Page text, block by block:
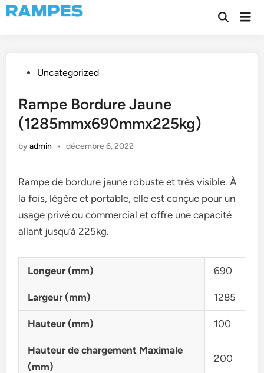
Skip
to
Open
PostedUncategorized
Rampe Bordure Jaune
(1285mmx690mmx225kg)
byadmin • décembre 6, 2022
Rampe de bordure jaune robuste et très visible. À
la fois, légère et portable, elle est conçue pour un
usage privé ou commercial et offre une capacité
allant jusqu’à 225kg.
Longeur (mm) 690
Largeur (mm) 1285
Hauteur (mm) 100
Hauteur de chargement Maximale
(mm)
200